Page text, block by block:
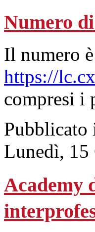
Numero
Il numero
https://
compresi i
Pubblicato
Lunedì, 15
Academy